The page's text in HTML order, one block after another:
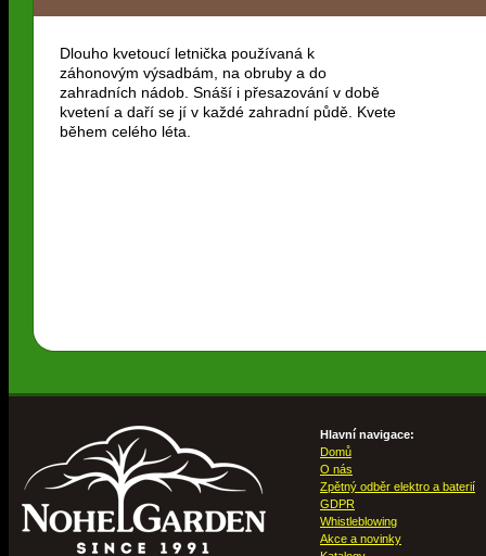
Dlouho kvetoucí letnička používaná k
záhonovým výsadbám, na obruby a do
zahradních nádob. Snáší i přesazování v době
kvetení a daří se jí v každé zahradní půdě. Kvete
během celého léta.
Hlavní navigace:
Domů
O nás
Zpětný odběr elektro a baterií
GDPR
Whistleblowing
Akce a novinky